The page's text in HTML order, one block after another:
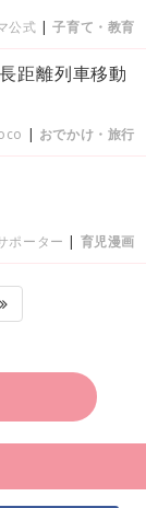
公式 |子育て・教育
距離列車移動
| おでかけ・旅行
ポーター | 育児漫画